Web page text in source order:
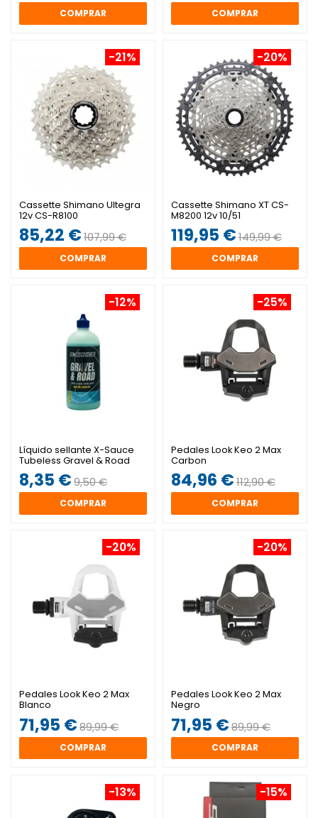
COMPRAR COMPRAR
-21%
Cassette Shimano Ultegra
12v CS-R8100
85,22 €107,99 €
COMPRAR
-20%
Cassette Shimano XT CS-
M8200 12v 10/51
119,95 €149,99 €
COMPRAR
-12%
Líquido sellante X-Sauce
Tubeless Gravel & Road
8,35 €9,50 €
COMPRAR
-25%
Pedales Look Keo 2 Max
Carbon
84,96 €112,90 €
COMPRAR
-20%
Pedales Look Keo 2 Max
Blanco
71,95 €89,99 €
COMPRAR
-20%
Pedales Look Keo 2 Max
Negro
71,95 €89,99 €
COMPRAR
-13% -15%